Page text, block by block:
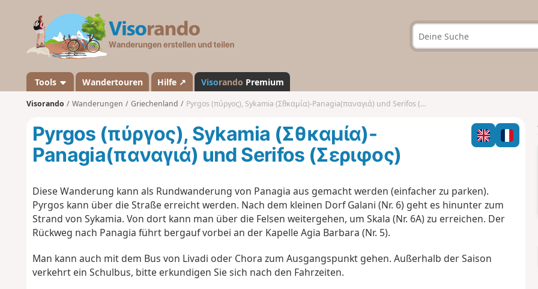
a
n
d
Tools Wandertouren Hilfe ↗ Visorando Premium
Visorando Wanderungen Griechenland Pyrgos (πύργος), Sykamia (Σθκαμία)-Panagia(παναγιά) und Serifos (Σεριφος)
Pyrgos (πύργος), Sykamia (Σθκαμία)-
Panagia(παναγιά) und Serifos (Σεριφος)
Diese Wanderung kann als Rundwanderung von Panagia aus gemacht werden (einfacher zu parken).
Pyrgos kann über die Straße erreicht werden. Nach dem kleinen Dorf Galani (Nr. 6) geht es hinunter zum
Strand von Sykamia. Von dort kann man über die Felsen weitergehen, um Skala (Nr. 6A) zu erreichen. Der
Rückweg nach Panagia führt bergauf vorbei an der Kapelle Agia Barbara (Nr. 5).
Man kann auch mit dem Bus von Livadi oder Chora zum Ausgangspunkt gehen. Außerhalb der Saison
verkehrt ein Schulbus, bitte erkundigen Sie sich nach den Fahrzeiten.